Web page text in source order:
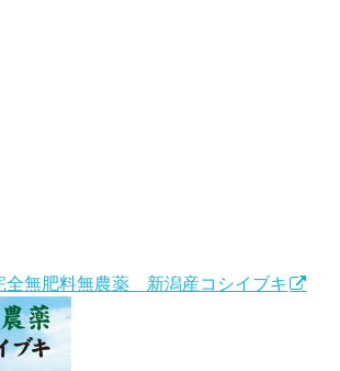
無肥料無農薬 新潟産コシイブキ